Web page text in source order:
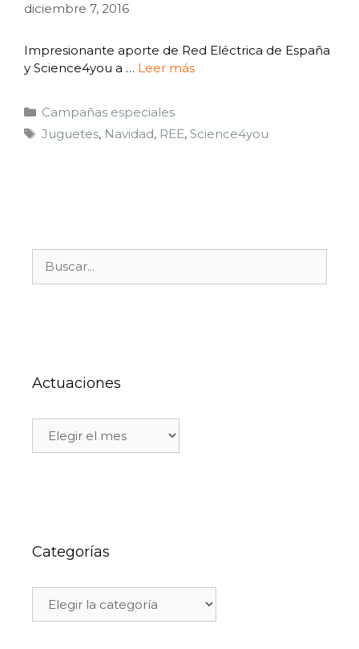
diciembre 7, 2016
Impresionante aporte de Red Eléctrica de España
y Science4you a … Leer más
Campañas especiales
Juguetes, Navidad, REE, Science4you
Actuaciones
Categorías